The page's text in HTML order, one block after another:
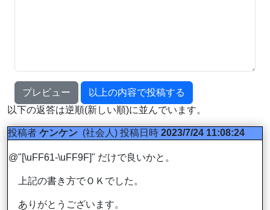
プレビュー
以上の内容で投稿する
以下の返答は逆順(新しい順)に並んでいます。
投稿者 ケンケン (社会人) 投稿日時 2023/7/24 11:08:24
@"[\uFF61-\uFF9F]" だけで良いかと。
上記の書き方でＯＫでした。
ありがとうございます。